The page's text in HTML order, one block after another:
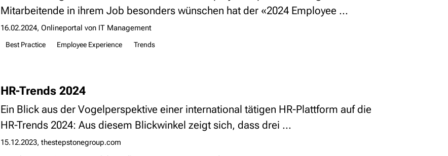
Mitarbeitende in ihrem Job besonders wünschen hat der «2024 Employee ...
16.02.2024 Onlineportal von IT Management
Best Practice Employee Experience Trends
HR-Trends 2024
Ein Blick aus der Vogelperspektive einer international tätigen HR-Plattform auf die
HR-Trends 2024: Aus diesem Blickwinkel zeigt sich, dass drei ...
15.12.2023 thestepstonegroup.com